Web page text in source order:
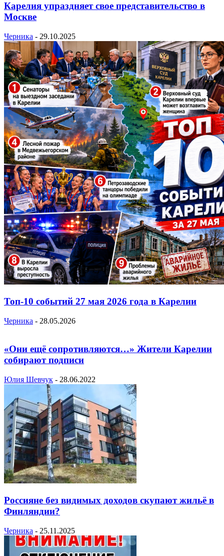
Карелия упраздняет свое представительство в
Москве
Черника - 29.10.2025
Топ-10 событий 27 мая 2026 года в Карелии
Черника - 28.05.2026
«Они ещё сопротивляются…» Жители Карелии
собирают подписи
Юлия Шевчук - 28.06.2022
Россияне без видимых доходов скупают жильё в
Финляндии?
Черника - 25.11.2025